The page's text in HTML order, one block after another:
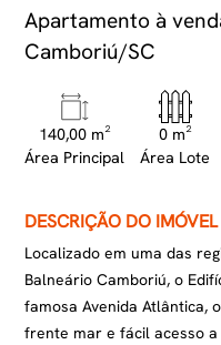
Apartamento à
Camboriú/SC
140,00 m²
Área Principal
0 m²
Área Lote
DESCRIÇÃO DO IMÓVEL
Localizado em uma das
Balneário Camboriú, o
famosa Avenida Atlântica,
frente mar e fácil acesso